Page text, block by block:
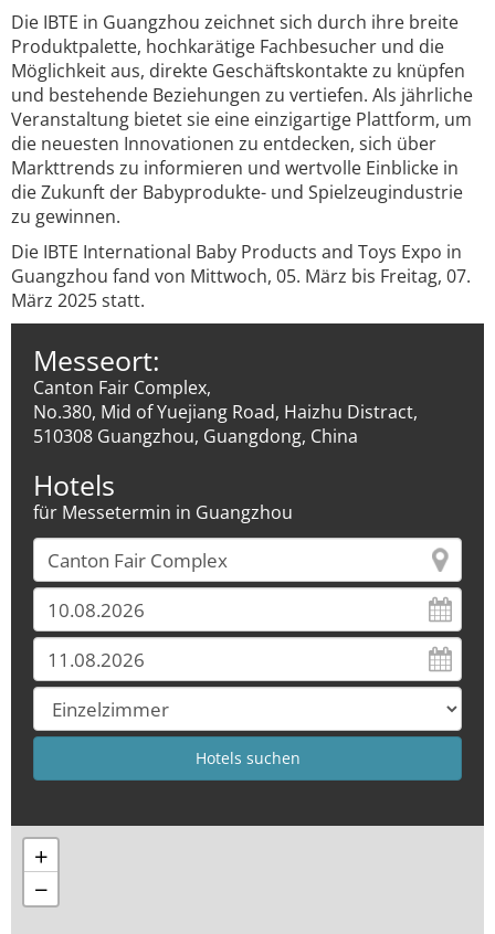
Die IBTE in Guangzhou zeichnet sich durch ihre breite
Produktpalette, hochkarätige Fachbesucher und die
Möglichkeit aus, direkte Geschäftskontakte zu knüpfen
und bestehende Beziehungen zu vertiefen. Als jährliche
Veranstaltung bietet sie eine einzigartige Plattform, um
die neuesten Innovationen zu entdecken, sich über
Markttrends zu informieren und wertvolle Einblicke in
die Zukunft der Babyprodukte- und Spielzeugindustrie
zu gewinnen.
Die IBTE International Baby Products and Toys Expo in
Guangzhou fand von Mittwoch, 05. März bis Freitag, 07.
März 2025 statt.
Messeort:
Canton Fair Complex,
No.380, Mid of Yuejiang Road, Haizhu Distract,
510308 Guangzhou, Guangdong, China
Hotels
für Messetermin in Guangzhou
+
−